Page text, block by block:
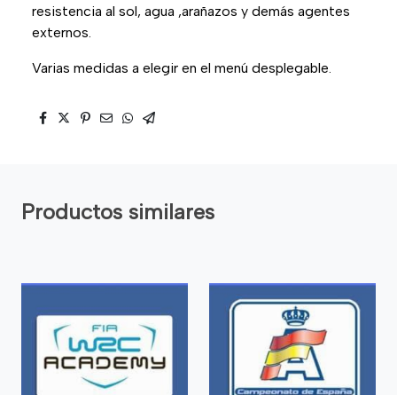
resistencia al sol, agua ,arañazos y demás agentes
externos.
Varias medidas a elegir en el menú desplegable.
Productos similares